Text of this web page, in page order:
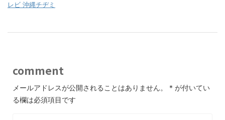
レビ 沖縄チヂミ
comment
メールアドレスが公開されることはありません。 * が付いてい
る欄は必須項目です